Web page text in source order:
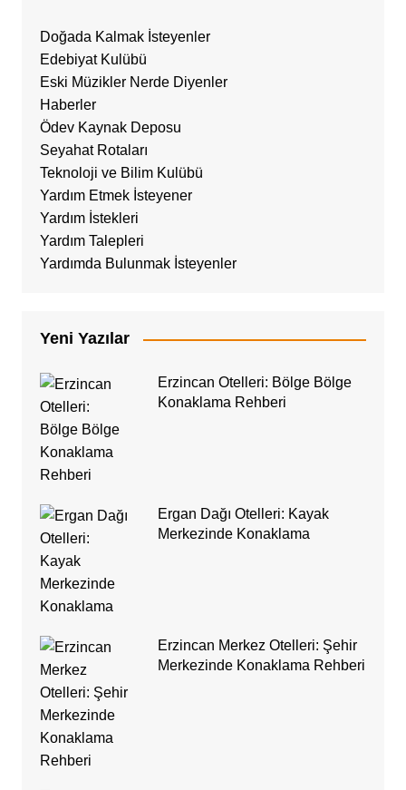
Doğada Kalmak İsteyenler
Edebiyat Kulübü
Eski Müzikler Nerde Diyenler
Haberler
Ödev Kaynak Deposu
Seyahat Rotaları
Teknoloji ve Bilim Kulübü
Yardım Etmek İsteyener
Yardım İstekleri
Yardım Talepleri
Yardımda Bulunmak İsteyenler
Yeni Yazılar
Erzincan Otelleri: Bölge Bölge
Konaklama Rehberi
Ergan Dağı Otelleri: Kayak
Merkezinde Konaklama
Erzincan Merkez Otelleri: Şehir
Merkezinde Konaklama Rehberi